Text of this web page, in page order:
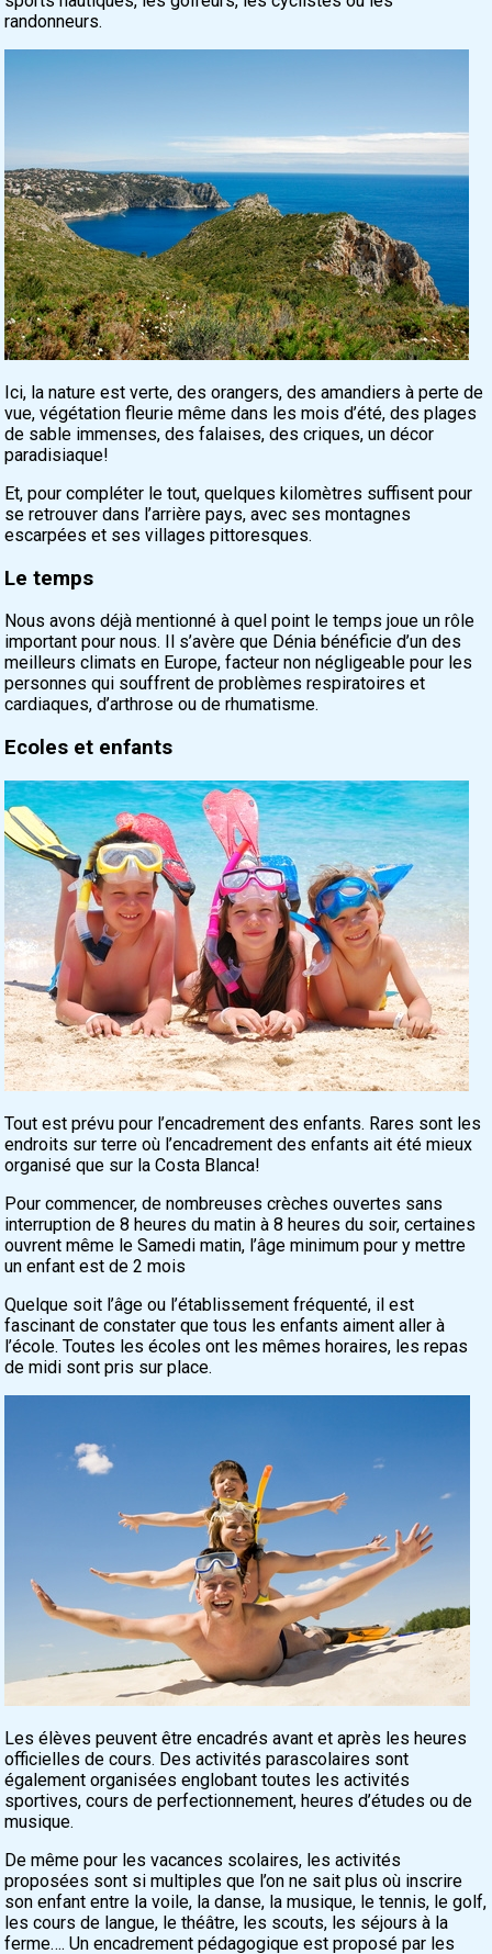
randonneurs.
Ici, la nature est verte, des orangers, des amandiers à perte de
vue, végétation fleurie même dans les mois d’été, des plages
de sable immenses, des falaises, des criques, un décor
paradisiaque!
Et, pour compléter le tout, quelques kilomètres suffisent pour
se retrouver dans l’arrière pays, avec ses montagnes
escarpées et ses villages pittoresques.
Le temps
Nous avons déjà mentionné à quel point le temps joue un rôle
important pour nous. Il s’avère que Dénia bénéficie d’un des
meilleurs climats en Europe, facteur non négligeable pour les
personnes qui souffrent de problèmes respiratoires et
cardiaques, d’arthrose ou de rhumatisme.
Ecoles et enfants
Tout est prévu pour l’encadrement des enfants. Rares sont les
endroits sur terre où l’encadrement des enfants ait été mieux
organisé que sur la Costa Blanca!
Pour commencer, de nombreuses crèches ouvertes sans
interruption de 8 heures du matin à 8 heures du soir, certaines
ouvrent même le Samedi matin, l’âge minimum pour y mettre
un enfant est de 2 mois
Quelque soit l’âge ou l’établissement fréquenté, il est
fascinant de constater que tous les enfants aiment aller à
l’école. Toutes les écoles ont les mêmes horaires, les repas
de midi sont pris sur place.
Les élèves peuvent être encadrés avant et après les heures
officielles de cours. Des activités parascolaires sont
également organisées englobant toutes les activités
sportives, cours de perfectionnement, heures d’études ou de
musique.
De même pour les vacances scolaires, les activités
proposées sont si multiples que l’on ne sait plus où inscrire
son enfant entre la voile, la danse, la musique, le tennis, le golf,
les cours de langue, le théâtre, les scouts, les séjours à la
ferme…. Un encadrement pédagogique est proposé par les